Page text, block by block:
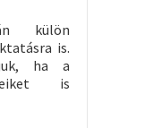
külön
is.
ha a
is